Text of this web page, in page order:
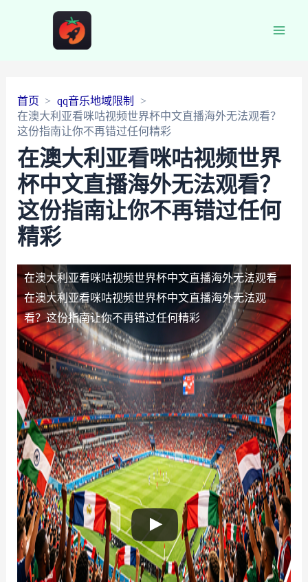
首页
qq音乐地域限制
在澳大利亚看咪咕视频世界杯中文直播海外无法观看？
这份指南让你不再错过任何精彩
在澳大利亚看咪咕视频世界
杯中文直播海外无法观看？
这份指南让你不再错过任何
精彩
在澳大利亚看咪咕视频世界杯中文直播海外无法观看
在澳大利亚看咪咕视频世界杯中文直播海外无法观
看？这份指南让你不再错过任何精彩